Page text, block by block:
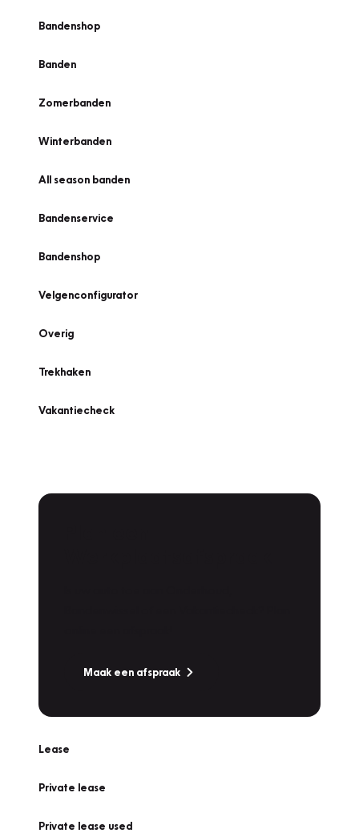
Bandenshop
Banden
Zomerbanden
Winterbanden
All season banden
Bandenservice
Bandenshop
Velgenconfigurator
Overig
Trekhaken
Vakantiecheck
Maak een afspraak
Lease
Private lease
Private lease used